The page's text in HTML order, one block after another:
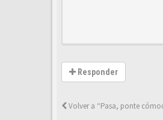
Responder
Volver a “Pasa, ponte